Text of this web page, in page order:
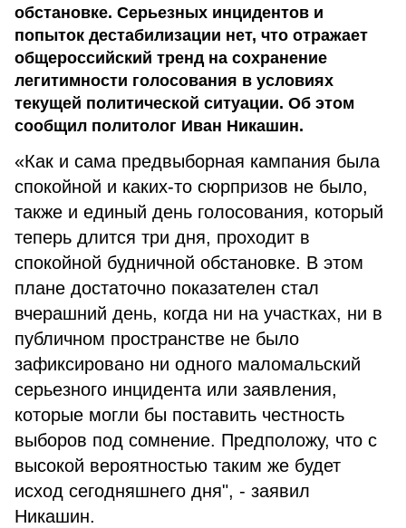
обстановке. Серьезных инцидентов и
попыток дестабилизации нет, что отражает
общероссийский тренд на сохранение
легитимности голосования в условиях
текущей политической ситуации. Об этом
сообщил политолог Иван Никашин.
«Как и сама предвыборная кампания была
спокойной и каких-то сюрпризов не было,
также и единый день голосования, который
теперь длится три дня, проходит в
спокойной будничной обстановке. В этом
плане достаточно показателен стал
вчерашний день, когда ни на участках, ни в
публичном пространстве не было
зафиксировано ни одного маломальский
серьезного инцидента или заявления,
которые могли бы поставить честность
выборов под сомнение. Предположу, что с
высокой вероятностью таким же будет
исход сегодняшнего дня", - заявил
Никашин.